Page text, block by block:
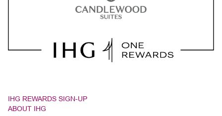
IHG REWARDS SIGN-UP
ABOUT IHG